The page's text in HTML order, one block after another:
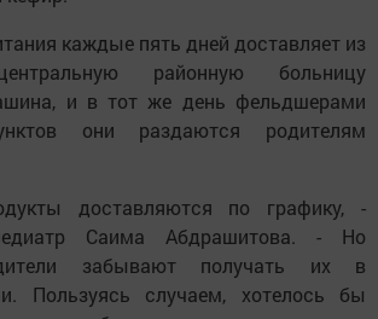
каждые пять дней доставляет из
районную больницу
и в тот же день фельдшерами
они раздаются родителям
доставляются по графику, -
Саима Абдрашитова. - Но
забывают получать их в
Пользуясь случаем, хотелось бы